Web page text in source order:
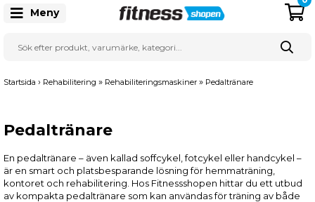
Meny
Startsida › Rehabilitering » Rehabiliteringsmaskiner » Pedaltränare
Pedaltränare
En pedaltränare – även kallad soffcykel, fotcykel eller handcykel –
är en smart och platsbesparande lösning för hemmaträning,
kontoret och rehabilitering. Hos Fitnessshopen hittar du ett utbud
av kompakta pedaltränare som kan användas för träning av både